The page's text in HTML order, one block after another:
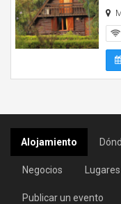
Alojamiento
Negocios Lugares
Publicar un evento